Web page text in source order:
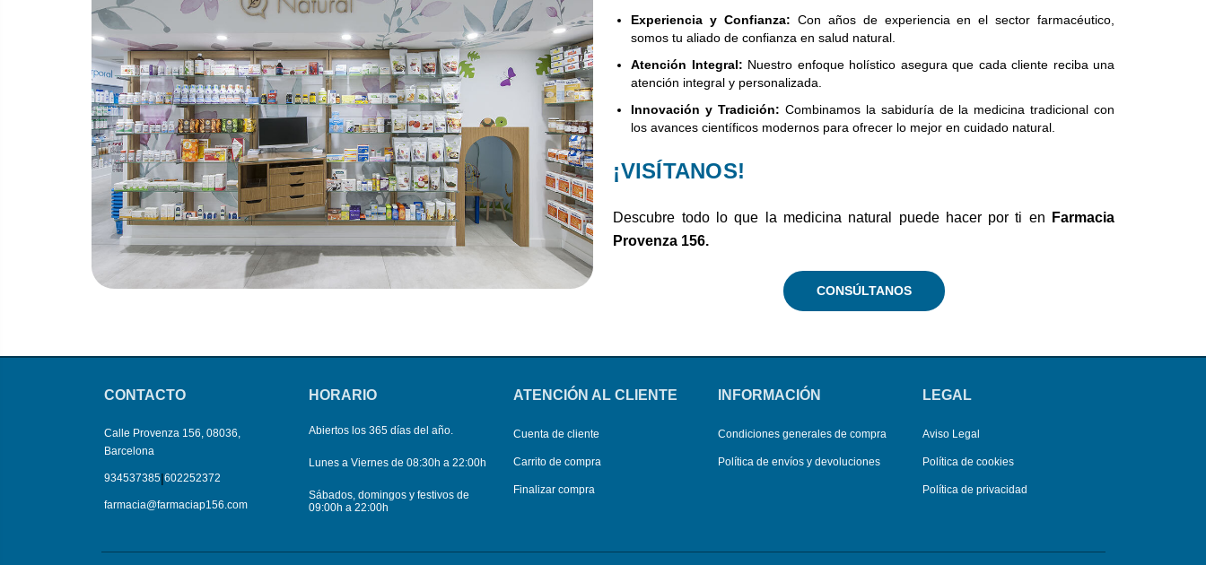
Experiencia y Confianza: Con años de experiencia en el sector farmacéutico,
somos tu aliado de confianza en salud natural.
Atención Integral: Nuestro enfoque holístico asegura que cada cliente reciba una
atención integral y personalizada.
Innovación y Tradición: Combinamos la sabiduría de la medicina tradicional con
los avances científicos modernos para ofrecer lo mejor en cuidado natural.
¡VISÍTANOS!
Descubre todo lo que la medicina natural puede hacer por ti en
Farmacia
Provenza 156.
CONSÚLTANOS
CONTACTO
Calle Provenza 156, 08036,
Barcelona
934537385|602252372
farmacia@farmaciap156.com
HORARIO
Abiertos los 365 días del año.
Lunes a Viernes de 08:30h a 22:00h
Sábados, domingos y festivos de
09:00h a 22:00h
ATENCIÓN AL CLIENTE
Cuenta de cliente
Carrito de compra
Finalizar compra
INFORMACIÓN
Condiciones generales de compra
Política de envíos y devoluciones
LEGAL
Aviso Legal
Política de cookies
Política de privacidad